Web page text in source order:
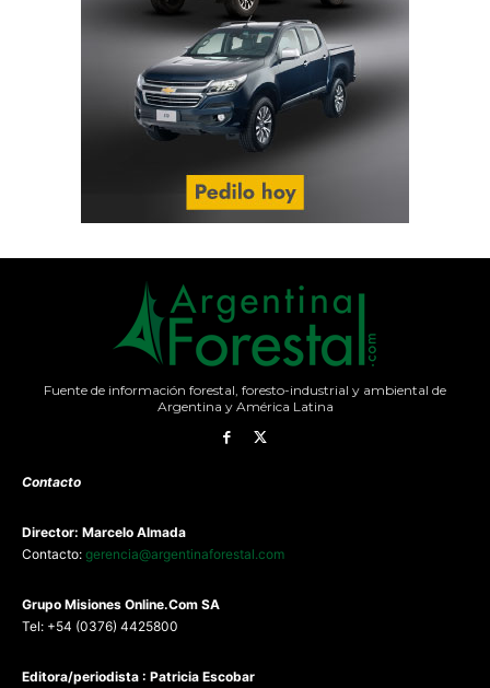
Fuente de información forestal, foresto-industrial y ambiental de
Argentina y América Latina
Contacto
Director: Marcelo Almada
Contacto: gerencia@argentinaforestal.com
Grupo Misiones Online.Com SA
Tel: +54 (0376) 4425800
Editora/periodista : Patricia Escobar